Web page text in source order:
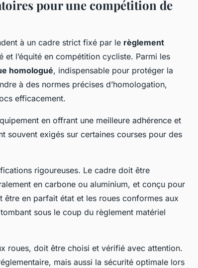
pour une compétition de
à un cadre strict fixé par le règlement
et l’équité en compétition cycliste. Parmi les
homologué, indispensable pour protéger la
à des normes précises d’homologation,
efficacement.
en offrant une meilleure adhérence et
souvent exigés sur certaines courses pour des
rigoureuses. Le cadre doit être
en carbone ou aluminium, et conçu pour
en parfait état et les roues conformes aux
sous le coup du règlement matériel
roues, doit être choisi et vérifié avec attention.
mais aussi la sécurité optimale lors